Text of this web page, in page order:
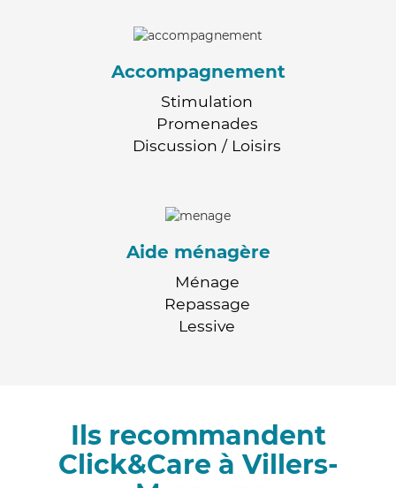
Accompagnement
Stimulation
Promenades
Discussion / Loisirs
Aide ménagère
Ménage
Repassage
Lessive
Ils recommandent
Click&Care à Villers-